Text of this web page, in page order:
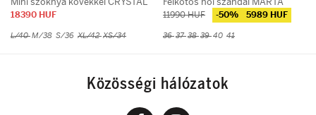
18390 HUF
L/40M/38 S/36 XL/42XS/34
11990 HUF -50% 5989 HUF
3637383940 41
Közösségi hálózatok